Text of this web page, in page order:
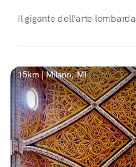
Il gigante dell'arte lombarda
15km | Milano, MI